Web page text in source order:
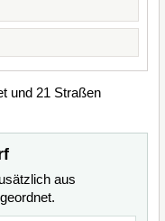
und 21 Straßen
aus